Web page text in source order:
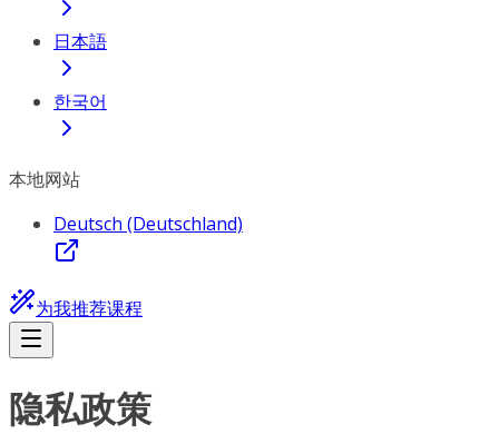
日本語
한국어
本地网站
Deutsch (Deutschland)
为我推荐课程
隐私政策